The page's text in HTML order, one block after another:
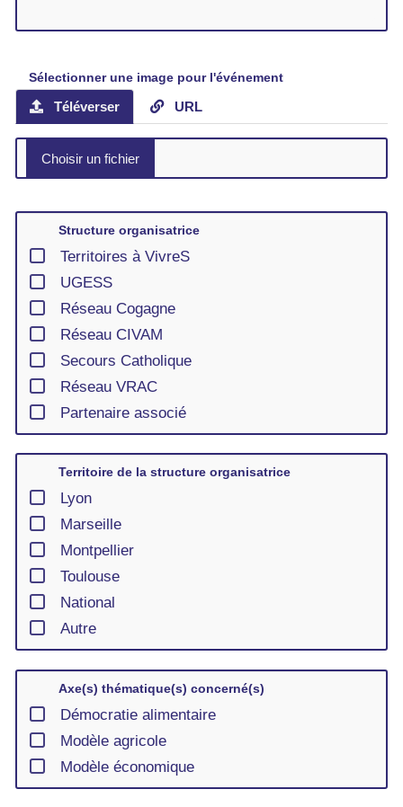
Sélectionner une image pour l'événement
Téléverser URL
Structure organisatrice
Territoires à VivreS
UGESS
Réseau Cogagne
Réseau CIVAM
Secours Catholique
Réseau VRAC
Partenaire associé
Territoire de la structure organisatrice
Lyon
Marseille
Montpellier
Toulouse
National
Autre
Axe(s) thématique(s) concerné(s)
Démocratie alimentaire
Modèle agricole
Modèle économique